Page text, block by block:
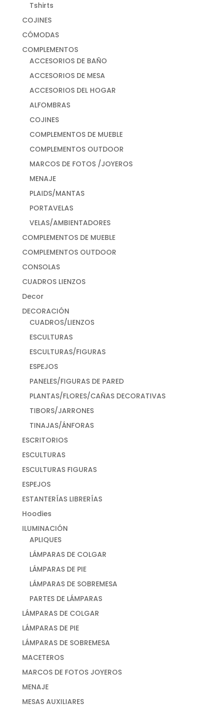
Tshirts
COJINES
CÓMODAS
COMPLEMENTOS
ACCESORIOS DE BAÑO
ACCESORIOS DE MESA
ACCESORIOS DEL HOGAR
ALFOMBRAS
COJINES
COMPLEMENTOS DE MUEBLE
COMPLEMENTOS OUTDOOR
MARCOS DE FOTOS /JOYEROS
MENAJE
PLAIDS/MANTAS
PORTAVELAS
VELAS/AMBIENTADORES
COMPLEMENTOS DE MUEBLE
COMPLEMENTOS OUTDOOR
CONSOLAS
CUADROS LIENZOS
Decor
DECORACIÓN
CUADROS/LIENZOS
ESCULTURAS
ESCULTURAS/FIGURAS
ESPEJOS
PANELES/FIGURAS DE PARED
PLANTAS/FLORES/CAÑAS DECORATIVAS
TIBORS/JARRONES
TINAJAS/ÁNFORAS
ESCRITORIOS
ESCULTURAS
ESCULTURAS FIGURAS
ESPEJOS
ESTANTERÍAS LIBRERÍAS
Hoodies
ILUMINACIÓN
APLIQUES
LÁMPARAS DE COLGAR
LÁMPARAS DE PIE
LÁMPARAS DE SOBREMESA
PARTES DE LÁMPARAS
LÁMPARAS DE COLGAR
LÁMPARAS DE PIE
LÁMPARAS DE SOBREMESA
MACETEROS
MARCOS DE FOTOS JOYEROS
MENAJE
MESAS AUXILIARES